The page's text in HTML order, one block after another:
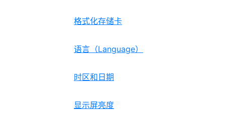
格式化存储卡
语言（Language）
时区和日期
显示屏亮度